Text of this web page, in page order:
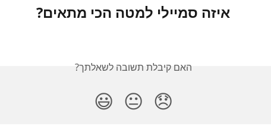
איזה סמיילי למטה הכי מתאים?
האם קיבלת תשובה לשאלתך?
😞
😐
😃